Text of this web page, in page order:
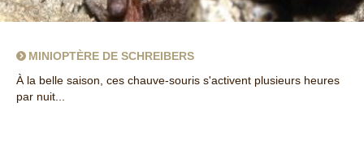
MINIOPTÈRE DE SCHREIBERS
À la belle saison, ces chauve-souris s'activent plusieurs heures
par nuit...